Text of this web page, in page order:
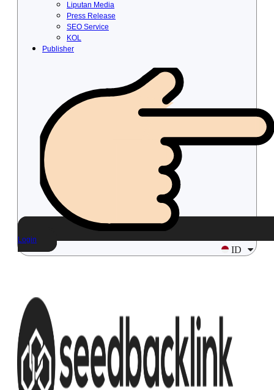
Liputan Media
Press Release
SEO Service
KOL
Publisher
Login
ID